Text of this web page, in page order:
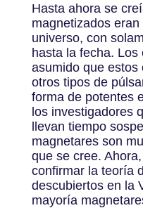
Hasta ahora se
magnetizados
universo, con
hasta la fecha.
asumido que estos
otros tipos de
forma de potentes
los investigadores
llevan tiempo
magnetares son
que se cree.
confirmar la teoría
descubiertos en la
mayoría